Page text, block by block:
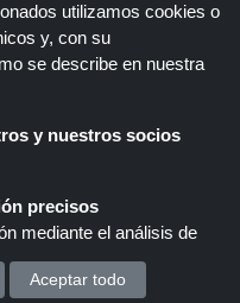
utilizamos cookies o
y, con su
se describe en nuestra
y nuestros socios
precisos
mediante el análisis de
en un dispositivo
Aceptar todo